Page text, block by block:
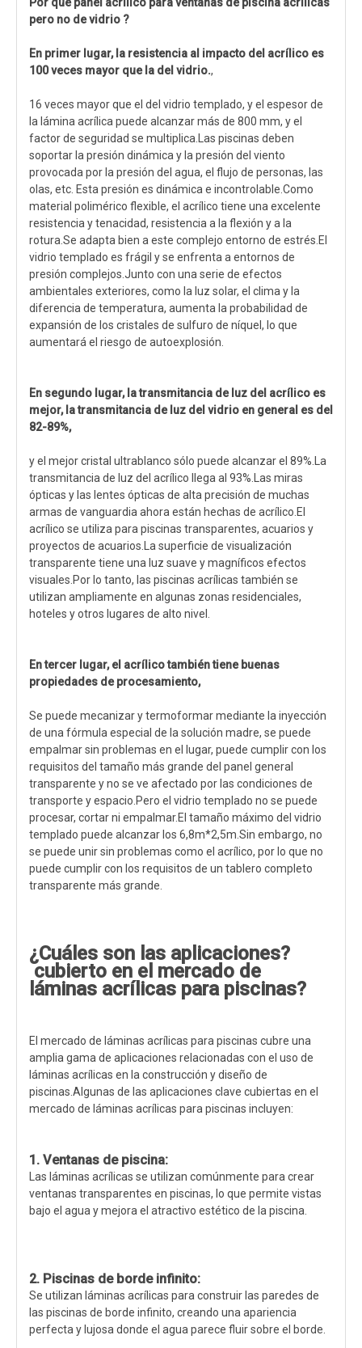
Por qué panel acrílico para ventanas de piscina acrílicas
pero no de vidrio ?
En primer lugar, la resistencia al impacto del acrílico es
100 veces mayor que la del vidrio.,
16 veces mayor que el del vidrio templado, y el espesor de
la lámina acrílica puede alcanzar más de 800 mm, y el
factor de seguridad se multiplica.Las piscinas deben
soportar la presión dinámica y la presión del viento
provocada por la presión del agua, el flujo de personas, las
olas, etc. Esta presión es dinámica e incontrolable.Como
material polimérico flexible, el acrílico tiene una excelente
resistencia y tenacidad, resistencia a la flexión y a la
rotura.Se adapta bien a este complejo entorno de estrés.El
vidrio templado es frágil y se enfrenta a entornos de
presión complejos.Junto con una serie de efectos
ambientales exteriores, como la luz solar, el clima y la
diferencia de temperatura, aumenta la probabilidad de
expansión de los cristales de sulfuro de níquel, lo que
aumentará el riesgo de autoexplosión.
En segundo lugar, la transmitancia de luz del acrílico es
mejor, la transmitancia de luz del vidrio en general es del
82-89%,
y el mejor cristal ultrablanco sólo puede alcanzar el 89%.La
transmitancia de luz del acrílico llega al 93%.Las miras
ópticas y las lentes ópticas de alta precisión de muchas
armas de vanguardia ahora están hechas de acrílico.El
acrílico se utiliza para piscinas transparentes, acuarios y
proyectos de acuarios.La superficie de visualización
transparente tiene una luz suave y magníficos efectos
visuales.Por lo tanto, las piscinas acrílicas también se
utilizan ampliamente en algunas zonas residenciales,
hoteles y otros lugares de alto nivel.
En tercer lugar, el acrílico también tiene buenas
propiedades de procesamiento,
Se puede mecanizar y termoformar mediante la inyección
de una fórmula especial de la solución madre, se puede
empalmar sin problemas en el lugar, puede cumplir con los
requisitos del tamaño más grande del panel general
transparente y no se ve afectado por las condiciones de
transporte y espacio.Pero el vidrio templado no se puede
procesar, cortar ni empalmar.El tamaño máximo del vidrio
templado puede alcanzar los 6,8m*2,5m.Sin embargo, no
se puede unir sin problemas como el acrílico, por lo que no
puede cumplir con los requisitos de un tablero completo
transparente más grande.
¿Cuáles son las aplicaciones?
cubierto en el mercado de
láminas acrílicas para piscinas?
El mercado de láminas acrílicas para piscinas cubre una
amplia gama de aplicaciones relacionadas con el uso de
láminas acrílicas en la construcción y diseño de
piscinas.Algunas de las aplicaciones clave cubiertas en el
mercado de láminas acrílicas para piscinas incluyen:
1. Ventanas de piscina:
Las láminas acrílicas se utilizan comúnmente para crear
ventanas transparentes en piscinas, lo que permite vistas
bajo el agua y mejora el atractivo estético de la piscina.
2. Piscinas de borde infinito:
Se utilizan láminas acrílicas para construir las paredes de
las piscinas de borde infinito, creando una apariencia
perfecta y lujosa donde el agua parece fluir sobre el borde.